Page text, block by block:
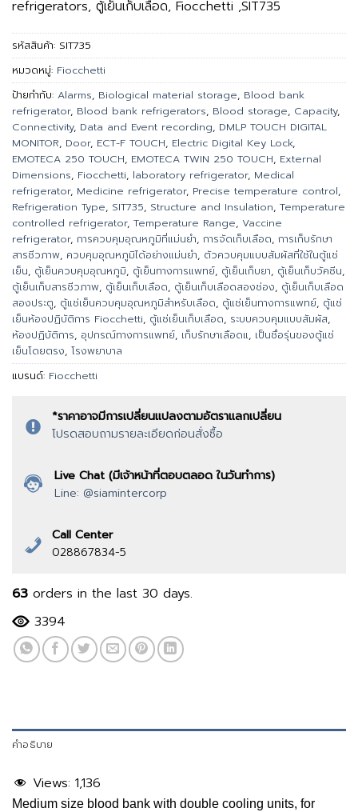
refrigerators, ตู้เย็นเก็บเลือด, Fiocchetti ,SIT735
รหัสสินค้า: SIT735
หมวดหมู่: Fiocchetti
ป้ายกำกับ: Alarms, Biological material storage, Blood bank
refrigerator, Blood bank refrigerators, Blood storage, Capacity,
Connectivity, Data and Event recording, DMLP TOUCH DIGITAL
MONITOR, Door, ECT-F TOUCH, Electric Digital Key Lock,
EMOTECA 250 TOUCH, EMOTECA TWIN 250 TOUCH, External
Dimensions, Fiocchetti, laboratory refrigerator, Medical
refrigerator, Medicine refrigerator, Precise temperature control,
Refrigeration Type, SIT735, Structure and Insulation, Temperature
controlled refrigerator, Temperature Range, Vaccine
refrigerator, การควบคุมอุณหภูมิที่แม่นยำ, การจัดเก็บเลือด, การเก็บรักษา
สารชีวภาพ, ควบคุมอุณหภูมิได้อย่างแม่นยำ, ตัวควบคุมแบบสัมผัสที่ใช้ในตู้แช่
เย็น, ตู้เย็นควบคุมอุณหภูมิ, ตู้เย็นทางการแพทย์, ตู้เย็นเก็บยา, ตู้เย็นเก็บวัคซีน,
ตู้เย็นเก็บสารชีวภาพ, ตู้เย็นเก็บเลือด, ตู้เย็นเก็บเลือดสองช่อง, ตู้เย็นเก็บเลือด
สองประตู, ตู้แช่เย็นควบคุมอุณหภูมิสำหรับเลือด, ตู้แช่เย็นทางการแพทย์, ตู้แช่
เย็นห้องปฏิบัติการ Fiocchetti, ตู้แช่เย็นเก็บเลือด, ระบบควบคุมแบบสัมผัส,
ห้องปฏิบัติการ, อุปกรณ์ทางการแพทย์, เก็บรักษาเลือดแ, เป็นชื่อรุ่นของตู้แช่
เย็นโดยตรง, โรงพยาบาล
แบรนด์: Fiocchetti
*ราคาอาจมีการเปลี่ยนแปลงตามอัตราแลกเปลี่ยน
โปรดสอบถามรายละเอียดก่อนสั่งซื้อ
Live Chat (มีเจ้าหน้าที่ตอบตลอด ในวันทำการ)
Line: @siamintercorp
Call Center
028867834-5
63 orders in the last 30 days.
3394
คำอธิบาย
Views: 1,136
Medium size blood bank with double cooling units, for